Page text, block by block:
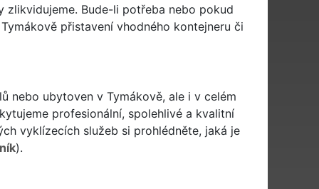
zlikvidujeme. Bude-li potřeba nebo pokud
přistavení vhodného kontejneru či
nebo ubytoven v Tymákově, ale i v celém
profesionální, spolehlivé a kvalitní
vyklízecích služeb si prohlédněte, jaká je
).